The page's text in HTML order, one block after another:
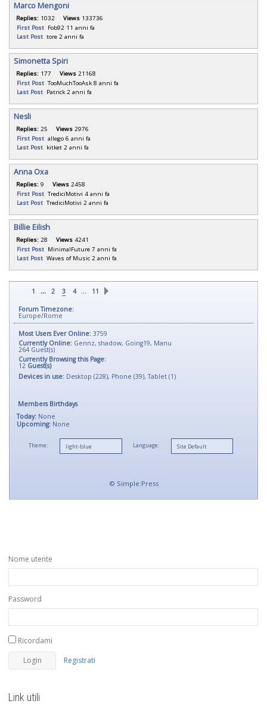
Marco Mengoni
Replies: 1032 Views 133736
First Post Fob92 11 anni fa
Last Post tore 2 anni fa
Simonetta Spiri
Replies: 177 Views 21168
First Post TooMuchTooAsk 8 anni fa
Last Post Patrick 2 anni fa
Nesli
Replies: 25 Views 2976
First Post allego 6 anni fa
Last Post kitket 2 anni fa
Anna Oxa
Replies: 9 Views 2458
First Post TrediciMotivi 4 anni fa
Last Post TrediciMotivi 2 anni fa
Billie Eilish
Replies: 28 Views 4241
First Post MinimalFuture 7 anni fa
Last Post Waves of Music 2 anni fa
1 ... 2 3 4 … 11
Forum Timezone:
Europe/Rome
Most Users Ever Online: 3759
Currently Online: Gennz, shadow, Going19, Manu
264 Guest(s)
Currently Browsing this Page:
12 Guest(s)
Devices in use: Desktop (228), Phone (39), Tablet (1)
Members Birthdays
Today: None
Upcoming: None
Theme: Language:
© Simple:Press
Nome utente
Password
Ricordami
Registrati
Link utili